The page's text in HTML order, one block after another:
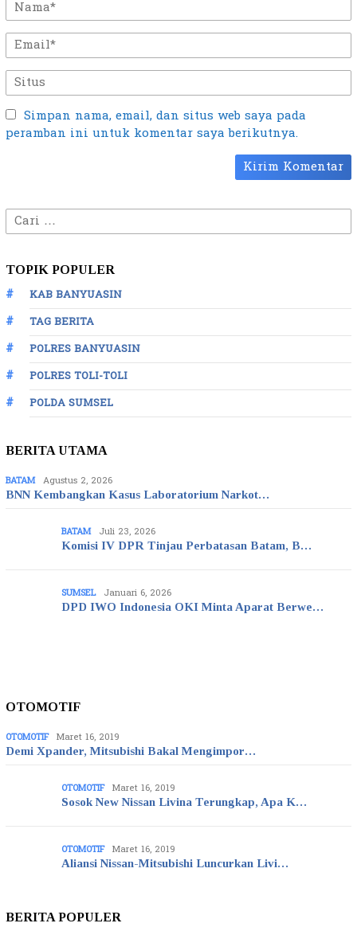
Simpan nama, email, dan situs web saya pada
peramban ini untuk komentar saya berikutnya.
Cari
untuk:
TOPIK POPULER
KAB BANYUASIN
TAG BERITA
POLRES BANYUASIN
POLRES TOLI-TOLI
POLDA SUMSEL
BERITA UTAMA
BATAM Agustus 2, 2026
BNN Kembangkan Kasus Laboratorium Narkot…
BATAM Juli 23, 2026
Komisi IV DPR Tinjau Perbatasan Batam, B…
SUMSEL Januari 6, 2026
DPD IWO Indonesia OKI Minta Aparat Berwe…
OTOMOTIF
OTOMOTIF Maret 16, 2019
Demi Xpander, Mitsubishi Bakal Mengimpor…
OTOMOTIF Maret 16, 2019
Sosok New Nissan Livina Terungkap, Apa K…
OTOMOTIF Maret 16, 2019
Aliansi Nissan-Mitsubishi Luncurkan Livi…
BERITA POPULER